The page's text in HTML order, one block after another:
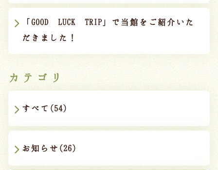
「GOOD LUCK TRIP」で当館をご紹介いた
だきました！
カテゴリ
すべて(54)
お知らせ(26)